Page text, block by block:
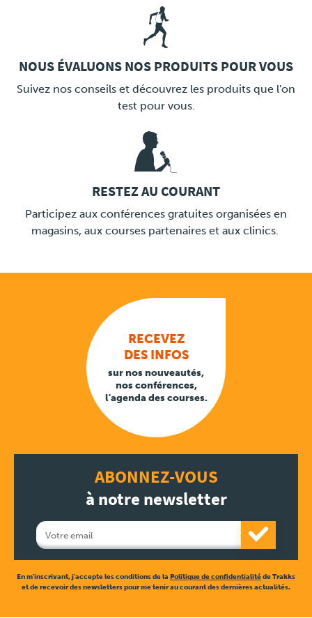
LINK
NOUS ÉVALUONS NOS PRODUITS POUR VOUS
Suivez nos conseils et découvrez les produits que l'on
test pour vous.
LINK
RESTEZ AU COURANT
Participez aux conférences gratuites organisées en
magasins, aux courses partenaires et aux clinics.
RECEVEZ
DES INFOS
sur nos nouveautés,
nos conférences,
l'agenda des courses.
ABONNEZ-VOUS
à notre newsletter
En m'inscrivant, j'accepte les conditions de la Politique de confidentialitéde Trakks
et de recevoir des newsletters pour me tenir au courant des dernières actualités.